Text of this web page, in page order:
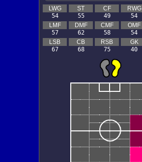
LWG
54
ST
55
CF
49
RWG
54
LMF
57
DMF
62
CMF
58
OMF
54
LSB
67
CB
68
RSB
75
GK
40